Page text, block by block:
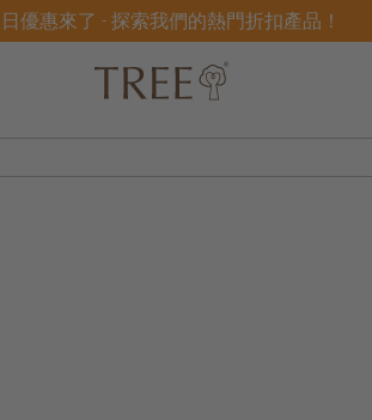
優惠來了 - 探索我們的熱門折扣產品！